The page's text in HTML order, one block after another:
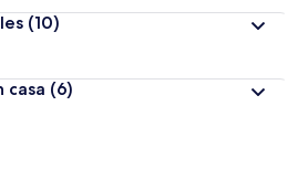
(10)
casa (6)